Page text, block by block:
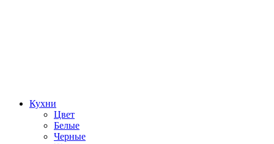
Кухни
Цвет
Белые
Черные